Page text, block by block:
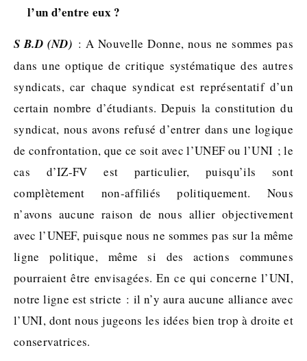
l’un d’entre eux ?
S B.D (ND) : A Nouvelle Donne, nous ne sommes pas
dans une optique de critique systématique des autres
syndicats, car chaque syndicat est représentatif d’un
certain nombre d’étudiants. Depuis la constitution du
syndicat, nous avons refusé d’entrer dans une logique
de confrontation, que ce soit avec l’UNEF ou l’UNI ; le
cas d’IZ-FV est particulier, puisqu’ils sont
complètement non-affiliés politiquement. Nous
n’avons aucune raison de nous allier objectivement
avec l’UNEF, puisque nous ne sommes pas sur la même
ligne politique, même si des actions communes
pourraient être envisagées. En ce qui concerne l’UNI,
notre ligne est stricte : il n’y aura aucune alliance avec
l’UNI, dont nous jugeons les idées bien trop à droite et
conservatrices.